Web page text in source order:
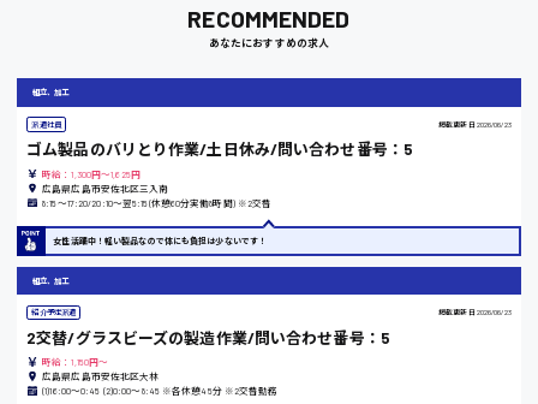
時給1300円〜
RECOMMENDED
あなたにおすすめの求人
組立、加工
派遣社員 掲載更新日 2026/06/23
ゴム製品のバリとり作業/土日休み/問い合わせ番号：5
時給：1,300円～1,625円
広島県広島市安佐北区三入南
8:15〜17:20/20:10〜翌5:15(休憩60分実働8時間) ※2交替
女性活躍中！軽い製品なので体にも負担は少ないです！
組立、加工
紹介予定派遣 掲載更新日 2026/06/23
2交替/グラスビーズの製造作業/問い合わせ番号：5
時給：1,150円～
広島県広島市安佐北区大林
(1)16:00〜0:45 (2)0:00〜8:45 ※各休憩45分 ※2交替勤務